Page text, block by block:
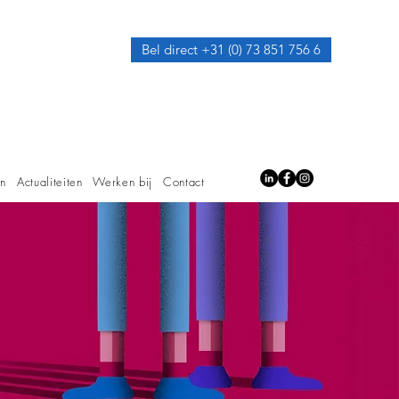
Bel direct +31 (0) 73 851 756 6
Actualiteiten Werken bij Contact